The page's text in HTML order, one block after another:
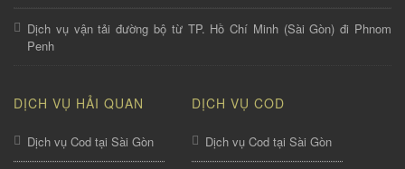
Dịch vụ vận tải đường bộ từ TP. Hồ Chí Minh (Sài Gòn) đi Phnom
Penh
DỊCH VỤ HẢI QUAN
Dịch vụ Cod tại Sài Gòn
DỊCH VỤ COD
Dịch vụ Cod tại Sài Gòn